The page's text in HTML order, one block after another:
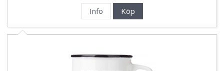
Info Köp